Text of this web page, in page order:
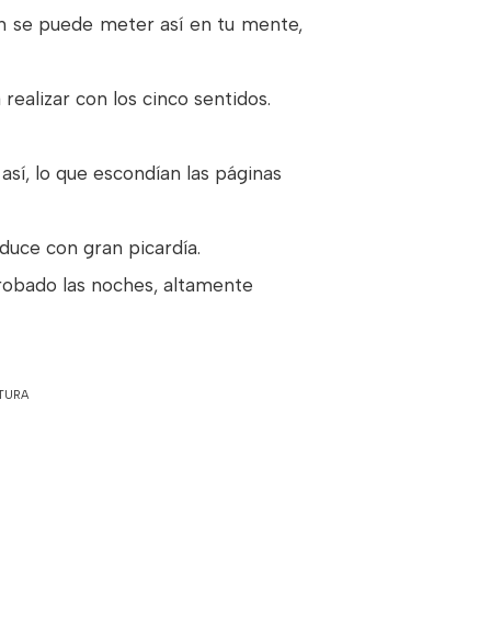
se puede meter así en tu mente,
con los cinco sentidos.
lo que escondían las páginas
con gran picardía.
las noches, altamente